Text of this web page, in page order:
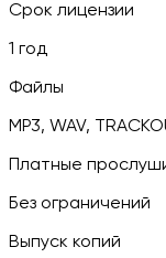
Срок лицензии
1 год
Файлы
MP3, WAV,
Платные
Без ограничений
Выпуск копий